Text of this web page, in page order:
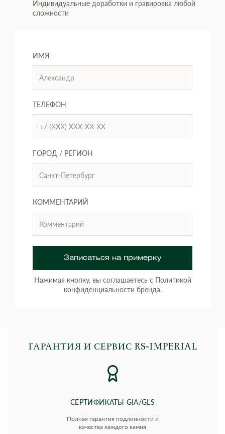
Индивидуальные доработки и гравировка любой
сложности
ИМЯ
ТЕЛЕФОН
ГОРОД / РЕГИОН
КОММЕНТАРИЙ
Записаться на примерку
Нажимая кнопку, вы соглашаетесь с Политикой
конфиденциальности бренда.
ГАРАНТИЯ И СЕРВИС RS‑IMPERIAL
СЕРТИФИКАТЫ GIA/GLS
Полная гарантия подлинности и
качества каждого камня